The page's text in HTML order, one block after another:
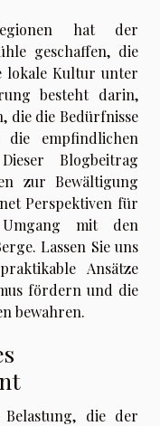
hat der
geschaffen, die
lokale Kultur unter
besteht darin,
die die Bedürfnisse
empfindlichen
Blogbeitrag
zur Bewältigung
Perspektiven für
Umgang mit den
Lassen Sie uns
Ansätze
fördern und die
bewahren.
Belastung, die der